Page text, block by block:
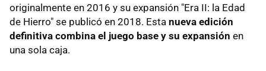
originalmente en 2016 y su expansión "Era II: la Edad
de Hierro" se publicó en 2018. Esta nueva edición
definitiva combina el juego base y su expansión en
una sola caja.